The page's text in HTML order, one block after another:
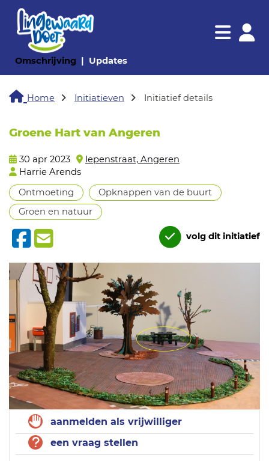
Omschrijving(huidige pagina)
Updates(huidige pagina)
Navigatie
Home Initiatieven Initiatief details
Groene Hart van Angeren
30 apr 2023
Iepenstraat, Angeren
Harrie Arends
Ontmoeting
Opknappen van de buurt
Groen en natuur
volg dit initiatief
aanmelden als vrijwilliger
een vraag stellen